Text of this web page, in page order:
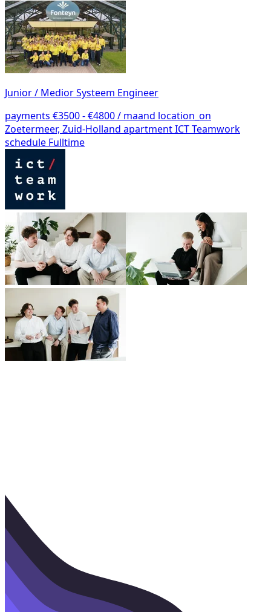
Junior / Medior Systeem Engineer
payments €3500 - €4800 / maand location_on
Zoetermeer, Zuid-Holland apartmentICT Teamwork
schedule Fulltime